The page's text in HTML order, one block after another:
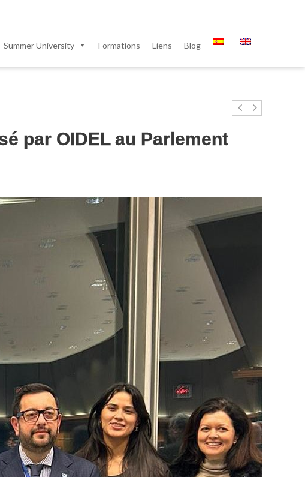
Summer University Formations Liens Blog
par OIDEL au Parlement